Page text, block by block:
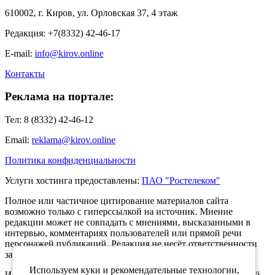
610002, г. Киров, ул. Орловская 37, 4 этаж
Редакция: +7(8332) 42-46-17
E-mail: info@kirov.online
Контакты
Реклама на портале:
Тел: 8 (8332) 42-46-12
Email: reklama@kirov.online
Политика конфиденциальности
Услуги хостинга предоставлены: ПАО "Ростелеком"
Полное или частичное цитирование материалов сайта
возможно только с гиперссылкой на источник. Мнение
редакции может не совпадать с мнениями, высказанными в
интервью, комментариях пользователей или прямой речи
персонажей публикаций. Редакция не несёт ответственности
за текст комментариев читателей.
Используем куки и рекомендательные технологии,